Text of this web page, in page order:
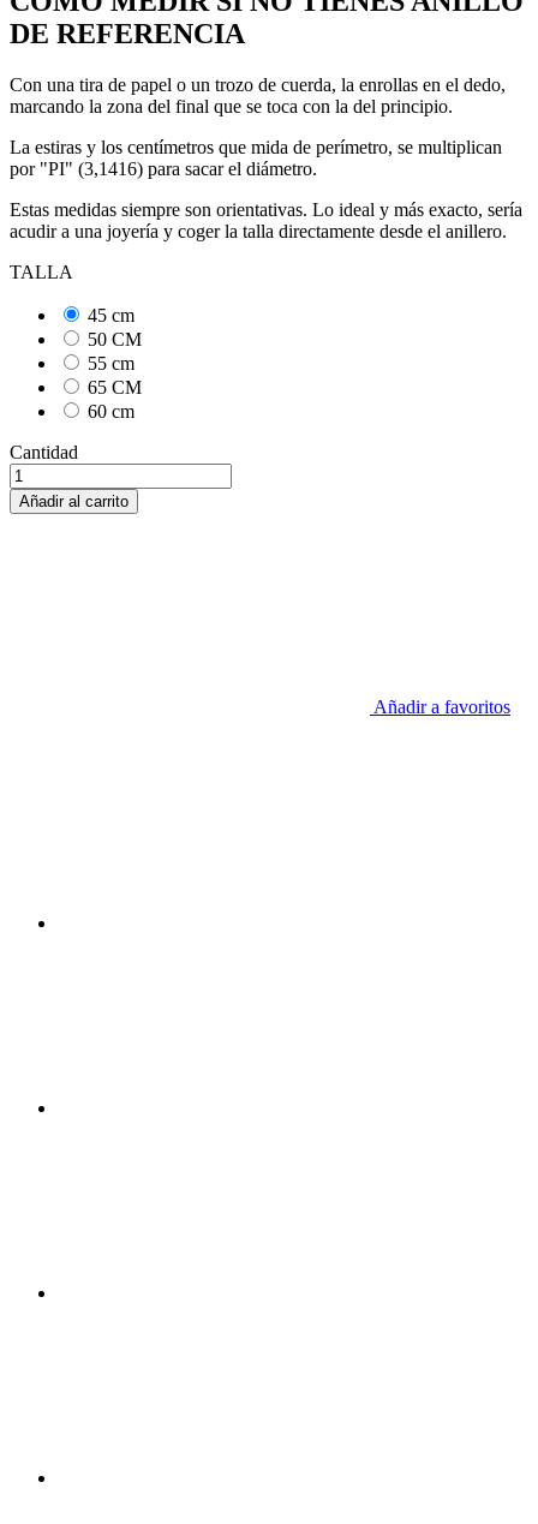
DE REFERENCIA
Con una tira de papel o un trozo de cuerda, la enrollas en el dedo,
marcando la zona del final que se toca con la del principio.
La estiras y los centímetros que mida de perímetro, se multiplican
por "PI" (3,1416) para sacar el diámetro.
Estas medidas siempre son orientativas. Lo ideal y más exacto, sería
acudir a una joyería y coger la talla directamente desde el anillero.
TALLA
45 cm
50 CM
55 cm
65 CM
60 cm
Cantidad
Añadir al carrito
Añadir a favoritos